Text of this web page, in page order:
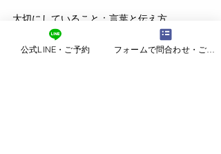
大切にしていること：言葉と伝え方。
公式LINE・ご予約